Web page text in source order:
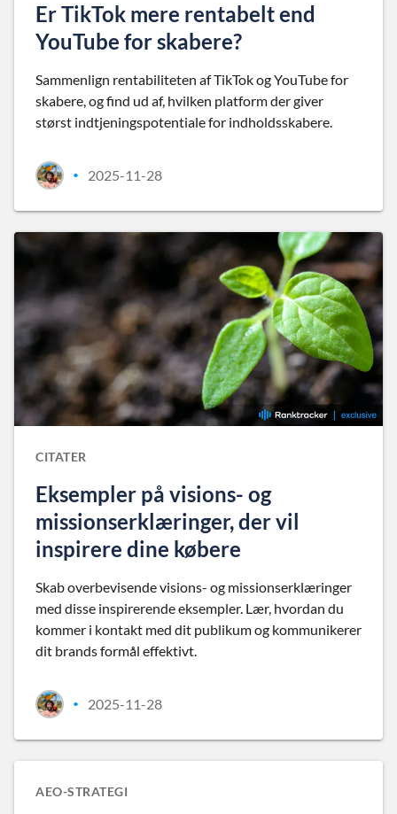
Er TikTok mere rentabelt end
YouTube for skabere?
Sammenlign rentabiliteten af TikTok og YouTube for
skabere, og find ud af, hvilken platform der giver
størst indtjeningspotentiale for indholdsskabere.
• 2025-11-28
CITATER
Eksempler på visions- og
missionserklæringer, der vil
inspirere dine købere
Skab overbevisende visions- og missionserklæringer
med disse inspirerende eksempler. Lær, hvordan du
kommer i kontakt med dit publikum og kommunikerer
dit brands formål effektivt.
• 2025-11-28
AEO-STRATEGI